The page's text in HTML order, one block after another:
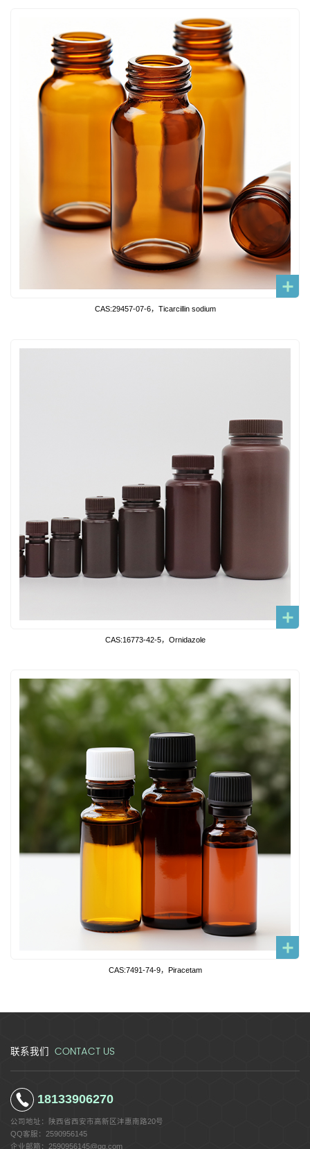
CAS:29457-07-6，Ticarcillin sodium
CAS:16773-42-5，Ornidazole
CAS:7491-74-9，Piracetam
联系我们 CONTACT US
18133906270
公司地址：
陕西省西安市高新区沣惠南路20号
QQ客服： 2590956145
企业邮箱： 2590956145@qq.com